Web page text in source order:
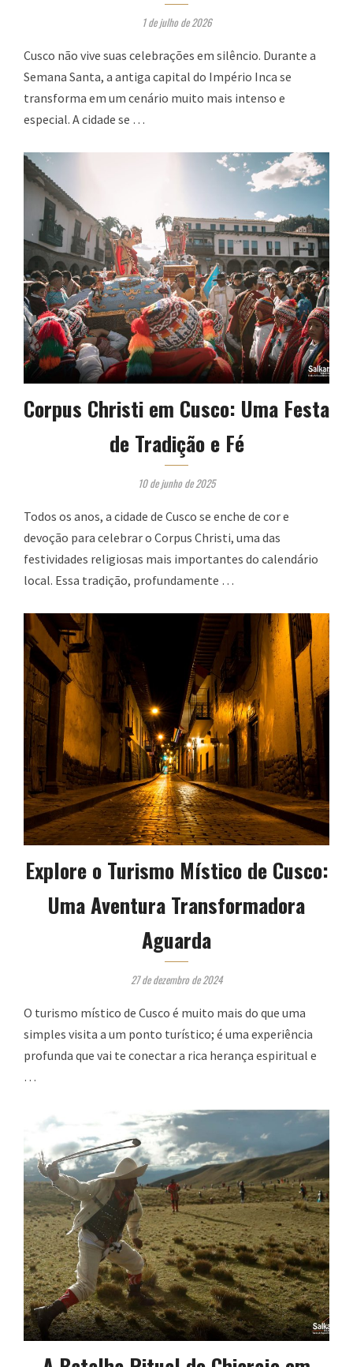
1 de julho de 2026
Cusco não vive suas celebrações em silêncio. Durante a
Semana Santa, a antiga capital do Império Inca se
transforma em um cenário muito mais intenso e
especial. A cidade se …
Corpus Christi em Cusco: Uma Festa
de Tradição e Fé
10 de junho de 2025
Todos os anos, a cidade de Cusco se enche de cor e
devoção para celebrar o Corpus Christi, uma das
festividades religiosas mais importantes do calendário
local. Essa tradição, profundamente …
Explore o Turismo Místico de Cusco:
Uma Aventura Transformadora
Aguarda
27 de dezembro de 2024
O turismo místico de Cusco é muito mais do que uma
simples visita a um ponto turístico; é uma experiência
profunda que vai te conectar a rica herança espiritual e
…